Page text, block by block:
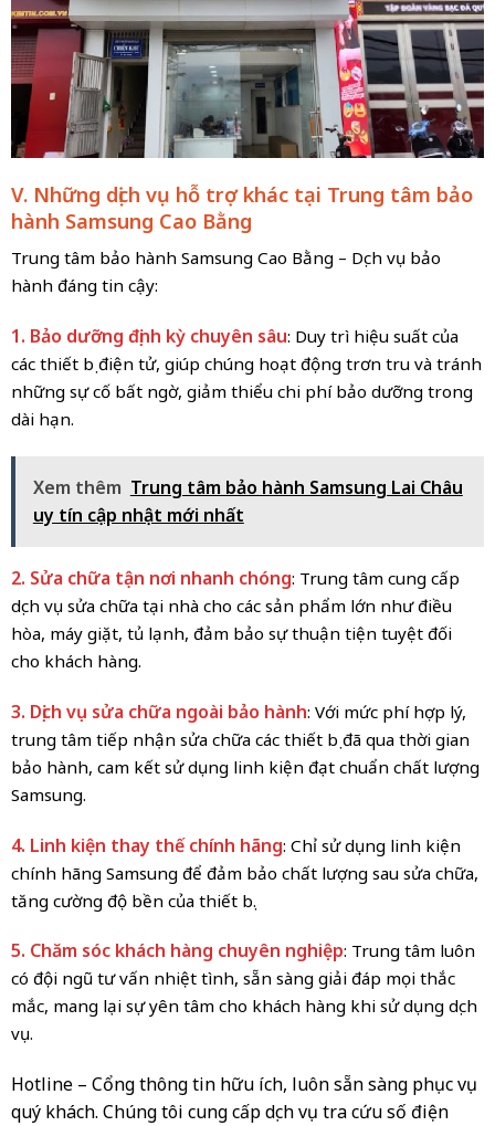
V. Những dịch vụ hỗ trợ khác tại Trung tâm bảo
hành Samsung Cao Bằng
Trung tâm bảo hành Samsung Cao Bằng – Dịch vụ bảo
hành đáng tin cậy:
1. Bảo dưỡng định kỳ chuyên sâu: Duy trì hiệu suất của
các thiết bị điện tử, giúp chúng hoạt động trơn tru và tránh
những sự cố bất ngờ, giảm thiểu chi phí bảo dưỡng trong
dài hạn.
Xem thêm Trung tâm bảo hành Samsung Lai Châu
uy tín cập nhật mới nhất
2. Sửa chữa tận nơi nhanh chóng: Trung tâm cung cấp
dịch vụ sửa chữa tại nhà cho các sản phẩm lớn như điều
hòa, máy giặt, tủ lạnh, đảm bảo sự thuận tiện tuyệt đối
cho khách hàng.
3. Dịch vụ sửa chữa ngoài bảo hành: Với mức phí hợp lý,
trung tâm tiếp nhận sửa chữa các thiết bị đã qua thời gian
bảo hành, cam kết sử dụng linh kiện đạt chuẩn chất lượng
Samsung.
4. Linh kiện thay thế chính hãng: Chỉ sử dụng linh kiện
chính hãng Samsung để đảm bảo chất lượng sau sửa chữa,
tăng cường độ bền của thiết bị.
5. Chăm sóc khách hàng chuyên nghiệp: Trung tâm luôn
có đội ngũ tư vấn nhiệt tình, sẵn sàng giải đáp mọi thắc
mắc, mang lại sự yên tâm cho khách hàng khi sử dụng dịch
vụ.
Hotline – Cổng thông tin hữu ích, luôn sẵn sàng phục vụ
quý khách. Chúng tôi cung cấp dịch vụ tra cứu số điện